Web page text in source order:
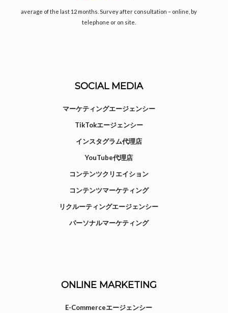
average of the last 12 months. Survey after consultation – online, by
telephone or on site.
SOCIAL MEDIA
マーケティングエージェンシー
TikTokエージェンシー
インスタグラム代理店
YouTube代理店
コンテンツクリエイション
コンテンツマーケティング
リクルーティングエージェンシー
パーソナルマーケティング
ONLINE MARKETING
E-Commerceエージェンシー